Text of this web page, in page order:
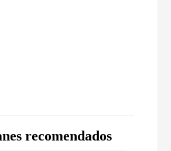
recomendados